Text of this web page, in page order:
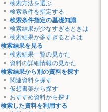
検索方法を選ぶ
検索条件を指定する
検索条件指定の基礎知識
検索結果が少なすぎるときは
検索結果が多すぎるときは
検索結果を見る
検索結果一覧の見かた
資料の詳細情報の見かた
検索結果から別の資料を探す
関連資料を探す
仮想書架から探す
おすすめ資料から探す
検索した資料を利用する